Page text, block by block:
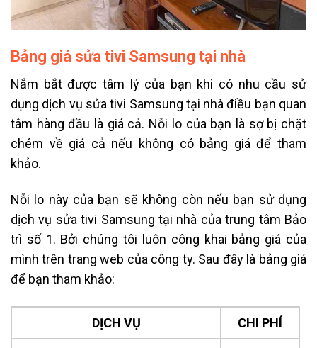
Bảng giá sửa tivi Samsung tại nhà
Nắm bắt được tâm lý của bạn khi có nhu cầu sử
dụng dịch vụ sửa tivi Samsung tại nhà điều bạn quan
tâm hàng đầu là giá cả. Nỗi lo của bạn là sợ bị chặt
chém về giá cả nếu không có bảng giá để tham
khảo.
Nỗi lo này của bạn sẽ không còn nếu bạn sử dụng
dịch vụ sửa tivi Samsung tại nhà của trung tâm Bảo
trì số 1. Bởi chúng tôi luôn công khai bảng giá của
mình trên trang web của công ty. Sau đây là bảng giá
để bạn tham khảo:
DỊCH VỤ CHI PHÍ